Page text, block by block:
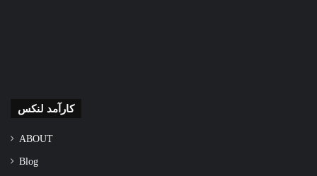
کارآمد لنکس
ABOUT
Blog